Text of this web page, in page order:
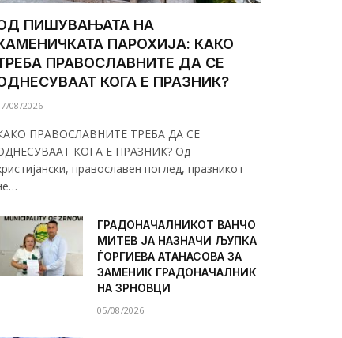
ПИШУВАЊАТА НА
ПАРОХИЈА: КАКО
ПРАВОСЛАВНИТЕ ДА СЕ
КОГА Е ПРАЗНИК?
08/2026
ПРАВОСЛАВНИТЕ ТРЕБА ДА СЕ
КОГА Е ПРАЗНИК? Од
православен поглед, празникот
ГРАДОНАЧАЛНИКОТ ВАНЧО
МИТЕВ ЈА НАЗНАЧИ ЉУПКА
ЃОРГИЕВА АТАНАСОВА ЗА
ЗАМЕНИК ГРАДОНАЧАЛНИК
НА ЗРНОВЦИ
05/08/2026